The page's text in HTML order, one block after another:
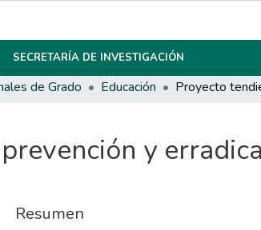
SECRETARÍA DE INVESTIGACIÓN
de Grado Educación
y
Resumen